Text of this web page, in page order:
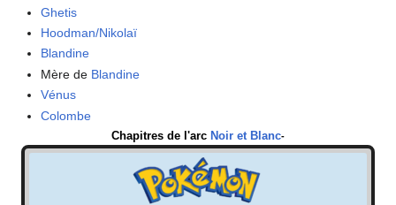
Ghetis
Hoodman/Nikolaï
Blandine
Mère de Blandine
Vénus
Colombe
Chapitres de l'arc Noir et Blanc-